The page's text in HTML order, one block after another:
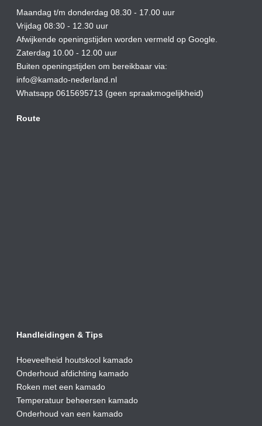
Maandag t/m donderdag 08.30 - 17.00 uur
Vrijdag 08:30 - 12.30 uur
Afwijkende openingstijden worden vermeld op Google.
Zaterdag 10.00 - 12.00 uur
Buiten openingstijden om bereikbaar via:
info@kamado-nederland.nl
Whatsapp 0615695713 (geen spraakmogelijkheid)
Route
Handleidingen & Tips
Hoeveelheid houtskool kamado
Onderhoud afdichting kamado
Roken met een kamado
Temperatuur beheersen kamado
Onderhoud van een kamado